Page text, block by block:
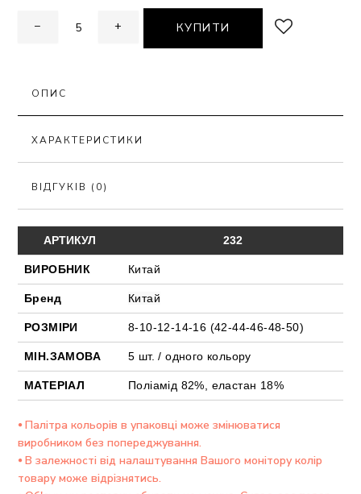
− + КУПИТИ
ОПИС
ХАРАКТЕРИСТИКИ
ВІДГУКІВ (0)
АРТИКУЛ 232
ВИРОБНИК Китай
Бренд Китай
РОЗМІРИ 8-10-12-14-16 (42-44-46-48-50)
МІН.ЗАМОВА 5 шт. / одного кольору
МАТЕРІАЛ Поліамід 82%, еластан 18%
⦁ Палітра кольорів в упаковці може змінюватися
виробником без попереджування.
⦁ В залежності від налаштування Вашого монітору колір
товару може відрізнятись.